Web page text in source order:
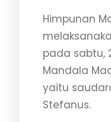
Himpunan
pada sabtu,
Mandala
yaitu
Stefanus.